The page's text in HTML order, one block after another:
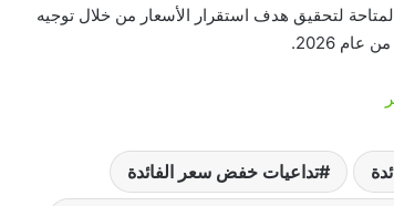
لتحقيق هدف استقرار الأسعار من خلال توجيه
تداعيات خفض سعر الفائدة